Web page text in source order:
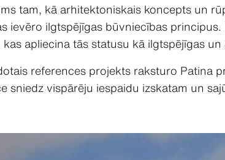
tam, kā arhitektoniskais koncepts un
ievēro ilgtspējīgas būvniecības
apliecina tās statusu kā ilgtspējīgas
references projekts raksturo Patina
sniedz vispārēju iespaidu izskatam un